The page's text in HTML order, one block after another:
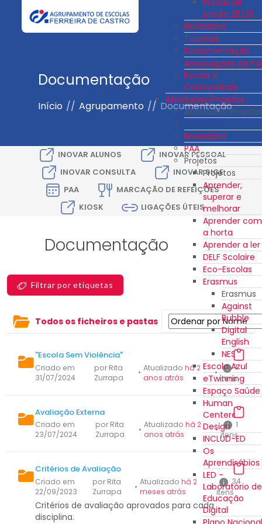
Ensaio 25/26
Novidades
Tutoriais
Documentação
Associações de
Escola e
Comunidade
Atividades/Projetos
Atividades/
Novidades
PAA
Projetos
Projetos
Aprender,
superar e
melhorar
Aprender com
a horta
Aprender a ler
DELF Scolaire
Eco-Escolas
Erasmus
Erasmus
Against
Bubble
Digital
English
NEST
Escola Azul
eTwinning
Espaço Saúde
Human
Centered
Design
INCLUD-ED
Os
Aprendisábios
LED -
Laboratório de
Educação
Digital
Documentação
Início // Agrupamento // Documentação
INOVAR ALUNOS
INOVAR PESSOAL
INOVAR CONSULTA
INOVAR SIGE
PAA
MARCAÇÃO DE REFEIÇÕES
KIOSK
LIGAÇÕES ÚTEIS
Documentação
Filtrar por etiquetas
Todos os ficheiros e pastas
"Escola Sem Violência"
Criado em
31/07/2024
por Rita
Zurrapa
• Atualizadohá 2
anos atrás
•
1
itens
Avaliação Externa
Criado em
23/07/2024
por Rita
Zurrapa
• Atualizadohá 2
anos atrás
•
1
itens
Critérios de Avaliação
Criado em
22/09/2023
por Rita
Zurrapa
• Atualizado há 2
meses atrás
•
34
itens
Critérios de avaliação aprovados para cada
disciplina.